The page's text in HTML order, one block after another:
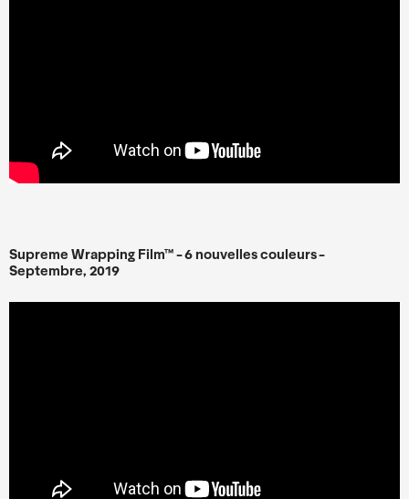
Supreme Wrapping Film™ - 6 nouvelles couleurs -
Septembre, 2019